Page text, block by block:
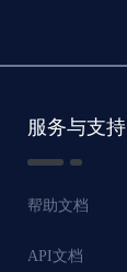
服务与支持
帮助文档
API文档